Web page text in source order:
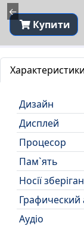
←
Купити
Дизайн
Дисплей
Процесор
Пам`ять
Носії
Графический
Аудіо